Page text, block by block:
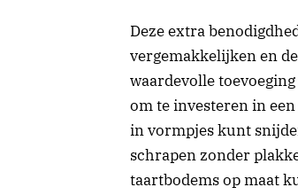
Deze extra
vergemakkelijken en
waardevolle
om te investeren in
in vormpjes kunt
schrapen zonder
taartbodems op maat